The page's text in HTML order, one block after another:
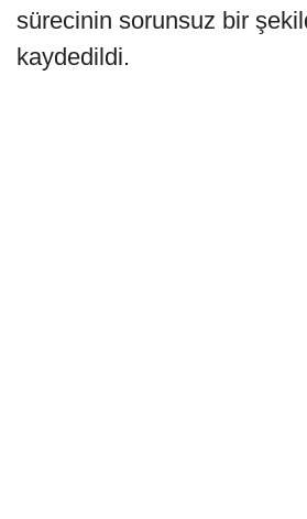
sürecinin sorunsuz bir
kaydedildi.